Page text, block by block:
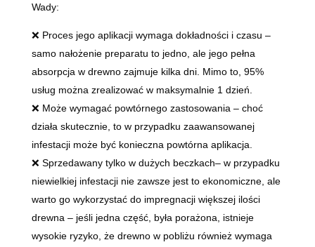
Wady:
❌ Proces jego aplikacji wymaga dokładności i czasu –
samo nałożenie preparatu to jedno, ale jego pełna
absorpcja w drewno zajmuje kilka dni. Mimo to, 95%
usług można zrealizować w maksymalnie 1 dzień.
❌ Może wymagać powtórnego zastosowania – choć
działa skutecznie, to w przypadku zaawansowanej
infestacji może być konieczna powtórna aplikacja.
❌ Sprzedawany tylko w dużych beczkach– w przypadku
niewielkiej infestacji nie zawsze jest to ekonomiczne, ale
warto go wykorzystać do impregnacji większej ilości
drewna – jeśli jedna część, była porażona, istnieje
wysokie ryzyko, że drewno w pobliżu również wymaga